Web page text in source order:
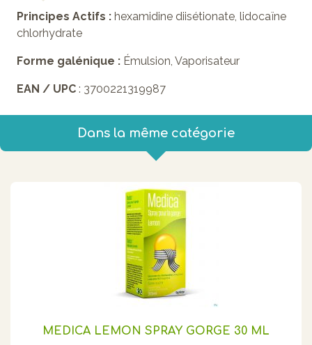
Principes Actifs : hexamidine diisétionate, lidocaïne
chlorhydrate
Forme galénique : Émulsion, Vaporisateur
EAN / UPC : 3700221319987
Dans la même catégorie
MEDICA LEMON SPRAY GORGE 30 ML